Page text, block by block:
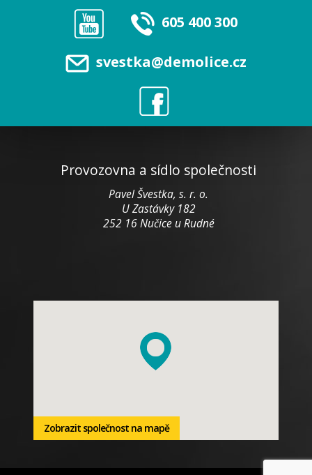
605 400 300
svestka@demolice.cz
Provozovna a sídlo společnosti
Pavel Švestka, s. r. o.
U Zastávky 182
252 16 Nučice u Rudné
Zobrazit společnost na mapě